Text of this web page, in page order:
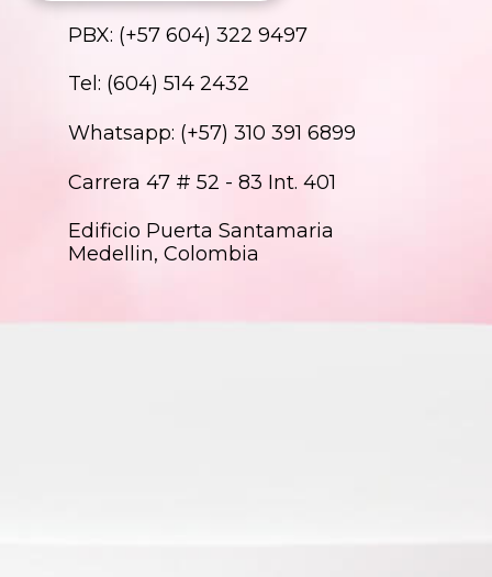
PBX: (+57 604) 322 9497
Tel: (604) 514 2432
Whatsapp: (+57) 310 391 6899
Carrera 47 # 52 - 83 Int. 401
Edificio Puerta Santamaria
Medellin, Colombia